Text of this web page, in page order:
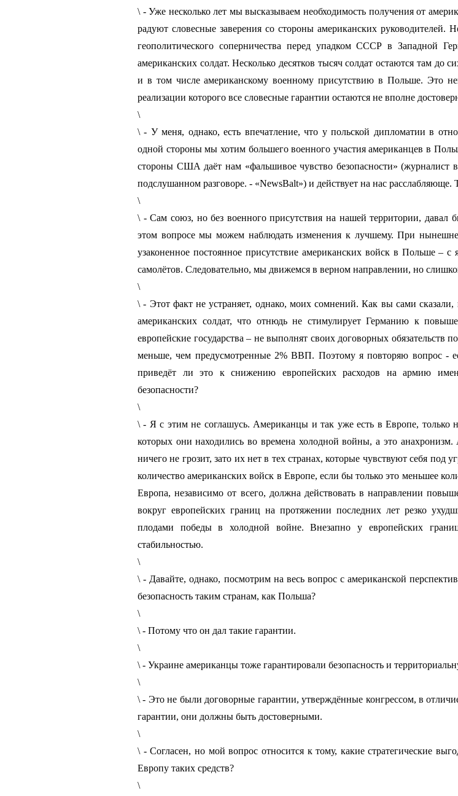
\ - Уже несколько лет мы высказываем необходимость получения от
радуют словесные заверения со стороны американских
геополитического соперничества перед упадком СССР в Западной
американских солдат. Несколько десятков тысяч солдат остаются там
и в том числе американскому военному присутствию в Польше. Это
реализации которого все словесные гарантии остаются не вполне
\
\ - У меня, однако, есть впечатление, что у польской дипломатии в
одной стороны мы хотим большего военного участия американцев в
стороны США даёт нам «фальшивое чувство безопасности» (журналист
подслушанном разговоре. - «NewsBalt») и действует на нас
\
\ - Сам союз, но без военного присутствия на нашей территории, давал
этом вопросе мы можем наблюдать изменения к лучшему. При
узаконенное постоянное присутствие американских войск в Польше – с
самолётов. Следовательно, мы движемся в верном направлении, но
\
\ - Этот факт не устраняет, однако, моих сомнений. Как вы сами
американских солдат, что отнюдь не стимулирует Германию к
европейские государства – не выполнят своих договорных
меньше, чем предусмотренные 2% ВВП. Поэтому я повторяю вопрос -
приведёт ли это к снижению европейских расходов на армию
безопасности?
\
\ - Я с этим не соглашусь. Американцы и так уже есть в Европе, только
которых они находились во времена холодной войны, а это
ничего не грозит, зато их нет в тех странах, которые чувствуют себя
количество американских войск в Европе, если бы только это меньшее
Европа, независимо от всего, должна действовать в направлении
вокруг европейских границ на протяжении последних лет резко
плодами победы в холодной войне. Внезапно у европейских
стабильностью.
\
\ - Давайте, однако, посмотрим на весь вопрос с американской
безопасность таким странам, как Польша?
\
\ - Потому что он дал такие гарантии.
\
\ - Украине американцы тоже гарантировали безопасность и
\
\ - Это не были договорные гарантии, утверждённые конгрессом, в
гарантии, они должны быть достоверными.
\
\ - Согласен, но мой вопрос относится к тому, какие стратегические
Европу таких средств?
\